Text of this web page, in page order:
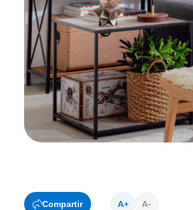
Compartir